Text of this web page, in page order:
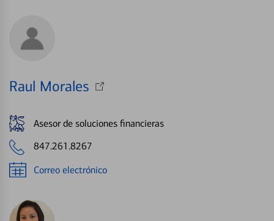
Raul Morales
Asesor de soluciones financieras
847.261.8267
Correo electrónico